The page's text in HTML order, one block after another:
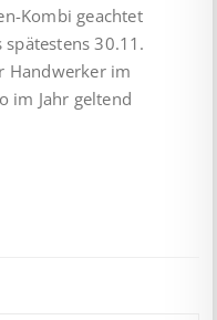
Kombi geachtet
30.11.
Handwerker im
im Jahr geltend